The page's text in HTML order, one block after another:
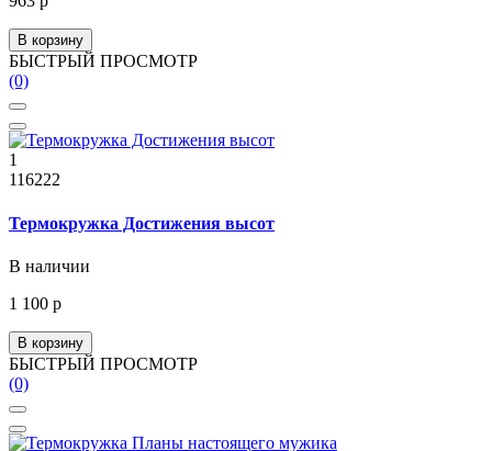
В корзину
БЫСТРЫЙ ПРОСМОТР
(0)
1
116222
Термокружка Достижения высот
В наличии
1 100 р
В корзину
БЫСТРЫЙ ПРОСМОТР
(0)